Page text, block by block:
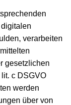
verarbeiten
gesetzlichen
lit. c DSGVO
werden
über von